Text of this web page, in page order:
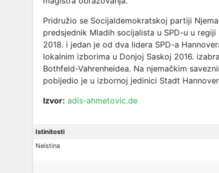
Pridružio se Socijaldemokratskoj partiji
predsjednik Mladih socijalista u SPD-u u
2018. i jedan je od dva lidera SPD-a
lokalnim izborima u Donjoj Saskoj 2016.
Bothfeld-Vahrenheidea. Na njemačkim
pobijedio je u izbornoj jedinici Stadt
Izvor: adis-ahmetovic.de
Istinitosti
Neistina